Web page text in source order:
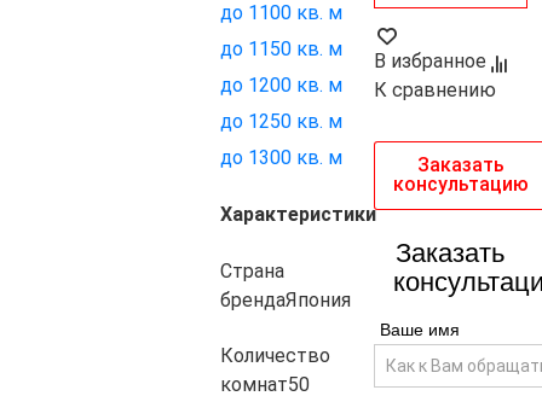
В избранное
К сравнению
Заказать
консультацию
Заказать
Ваше имя
до 1100 кв. м
до 1150 кв. м
до 1200 кв. м
до 1250 кв. м
до 1300 кв. м
Характеристики
Страна
брендаЯпония
Количество
комнат50